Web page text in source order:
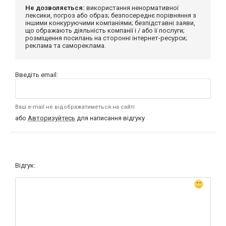
Не дозволяється: використання ненормативної
лексики, погроз або образ; безпосереднє порівняння з
іншими конкуруючими компаніями; безпідставні заяви,
що ображають діяльність компанії і / або її послуги;
розміщення посилань на сторонні інтернет-ресурси;
реклама та самореклама.
Введіть email:
Ваш e-mail не відображатиметься на сайті
або Авторизуйтесь для написання відгуку
Відгук: